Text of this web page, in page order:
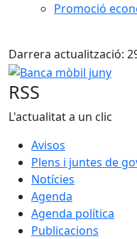
Promoció
Darrera actualització:
Banca mòbil juny
RSS
L'actualitat a un clic
Avisos
Plens i juntes de
Notícies
Agenda
Agenda política
Publicacions